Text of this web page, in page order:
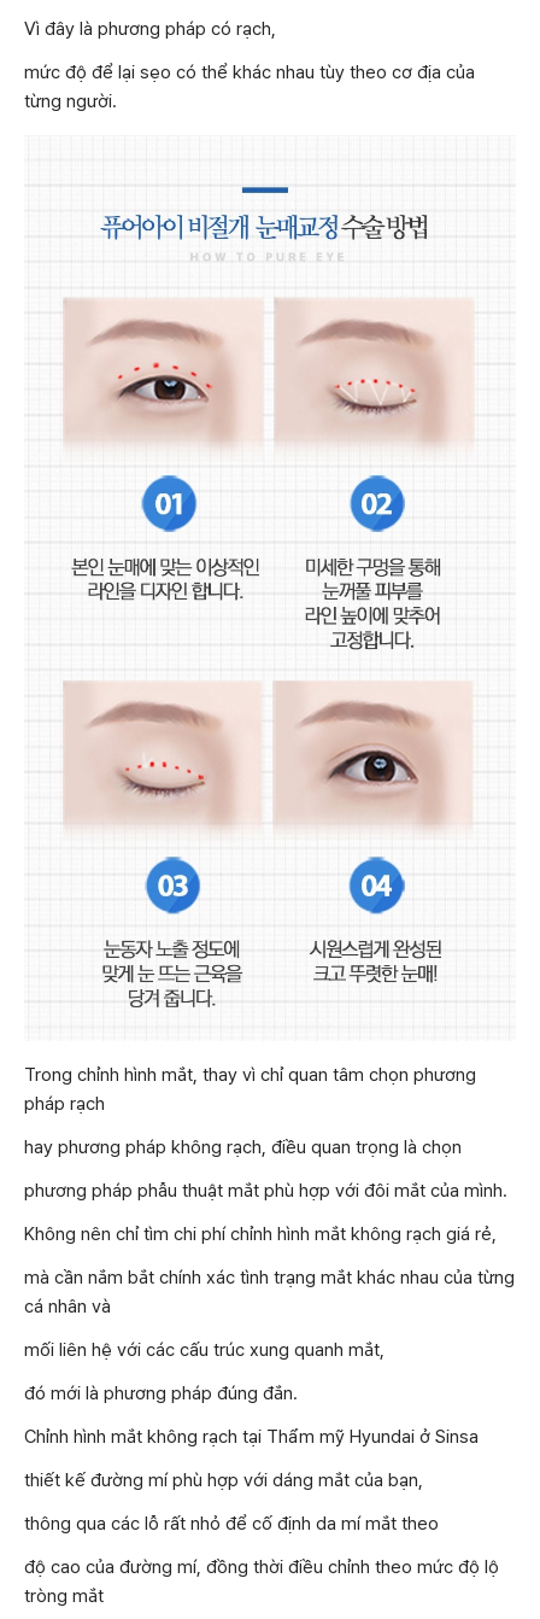
Vì đây là phương pháp có rạch,
mức độ để lại sẹo có thể khác nhau tùy theo cơ địa của
từng người.
Trong chỉnh hình mắt, thay vì chỉ quan tâm chọn phương
pháp rạch
hay phương pháp không rạch, điều quan trọng là chọn
phương pháp phẫu thuật mắt phù hợp với đôi mắt của mình.
Không nên chỉ tìm chi phí chỉnh hình mắt không rạch giá rẻ,
mà cần nắm bắt chính xác tình trạng mắt khác nhau của từng
cá nhân và
mối liên hệ với các cấu trúc xung quanh mắt,
đó mới là phương pháp đúng đắn.
Chỉnh hình mắt không rạch tại Thẩm mỹ Hyundai ở Sinsa
thiết kế đường mí phù hợp với dáng mắt của bạn,
thông qua các lỗ rất nhỏ để cố định da mí mắt theo
độ cao của đường mí, đồng thời điều chỉnh theo mức độ lộ
tròng mắt